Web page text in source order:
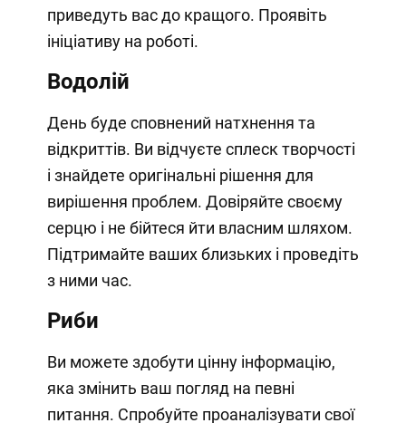
приведуть вас до кращого. Проявіть
ініціативу на роботі.
Водолій
День буде сповнений натхнення та
відкриттів. Ви відчуєте сплеск творчості
і знайдете оригінальні рішення для
вирішення проблем. Довіряйте своєму
серцю і не бійтеся йти власним шляхом.
Підтримайте ваших близьких і проведіть
з ними час.
Риби
Ви можете здобути цінну інформацію,
яка змінить ваш погляд на певні
питання. Спробуйте проаналізувати свої